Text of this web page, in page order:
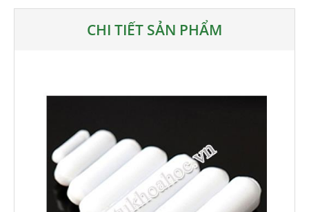
CHI TIẾT SẢN PHẨM